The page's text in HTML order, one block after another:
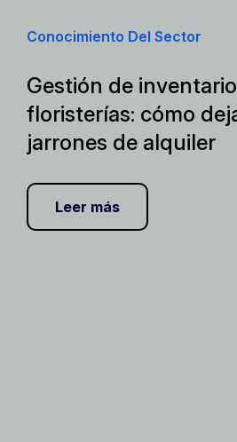
Conocimiento Del Sector
Gestión de
floristerías: cómo
jarrones de alquiler
Leer más